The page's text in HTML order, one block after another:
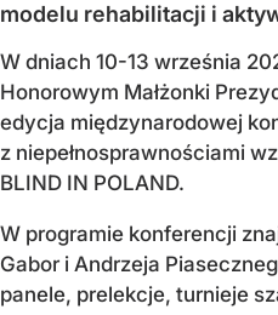
modelu rehabilitacji i
W dniach 10-13 września
Honorowym Małżonki
edycja międzynarodowej
z niepełnosprawnościami
BLIND IN POLAND.
W programie konferencji
Gabor i Andrzeja
panele, prelekcje, turnieje